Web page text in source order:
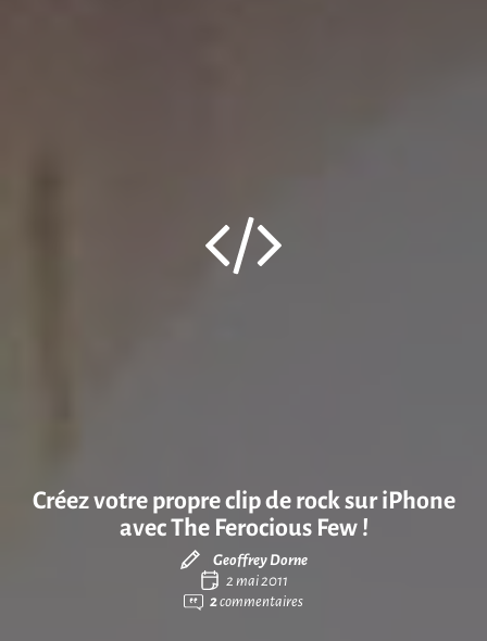
Créez votre propre clip de rock sur iPhone
avec The Ferocious Few !
Geoffrey Dorne
2 mai 2011
2commentaires